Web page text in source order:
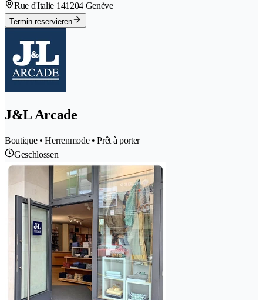
Rue d'Italie 141204 Genève
Termin reservieren
J&L Arcade
Boutique • Herrenmode • Prêt à porter
Geschlossen